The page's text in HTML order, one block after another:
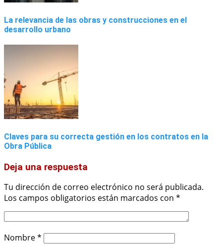
La relevancia de las obras y construcciones en el
desarrollo urbano
Claves para su correcta gestión en los contratos en la
Obra Pública
Deja una respuesta
Tu dirección de correo electrónico no será publicada.
Los campos obligatorios están marcados con *
Nombre*